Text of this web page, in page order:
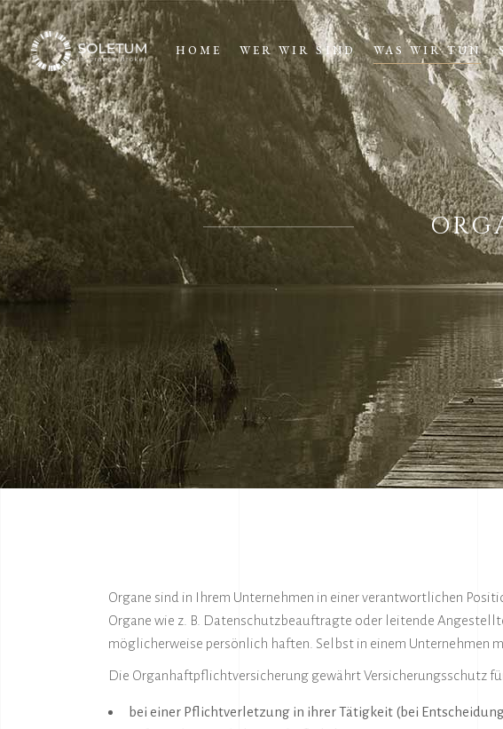
HOME WER WIR SIND WAS WIR TUN
Organe sind in Ihrem Unternehmen in einer verantwortlichen
Organe wie z. B. Datenschutzbeauftragte oder leitende
möglicherweise persönlich haften. Selbst in einem
Die Organhaftpflichtversicherung gewährt Versicherungsschutz
bei einer Pflichtverletzung in ihrer Tätigkeit (bei